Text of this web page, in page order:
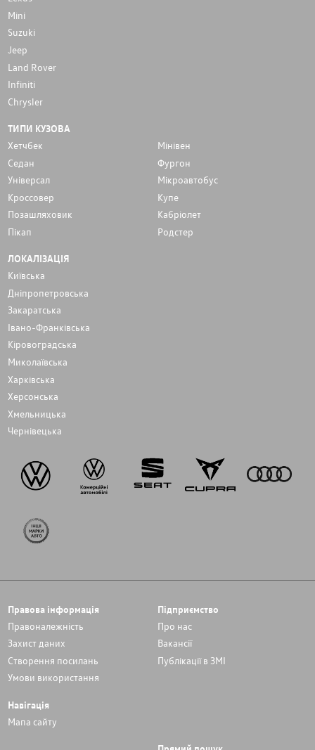
Mini
Suzuki
Jeep
Land Rover
Infiniti
Chrysler
ТИПИ КУЗОВА
Хетчбек
Мінівен
Седан
Фургон
Унiверсал
Мікроавтобус
Кроссовер
Купе
Позашляховик
Кабріолет
Пікап
Родстер
ЛОКАЛІЗАЦІЯ
Київська
Дніпропетровська
Закаратська
Івано-Франківська
Кіровоградська
Миколаївська
Харківська
Херсонська
Хмельницька
Чернівецька
Правова інформація
Правоналежність
Захист даних
Cтворення посилань
Умови використання
Підприємство
Про нас
Вакансії
Публікації в ЗМІ
Навігація
Мапа сайту